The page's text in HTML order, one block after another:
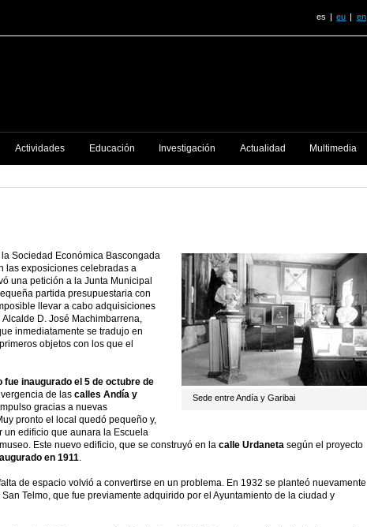
Sede entre Andía y Garibai
Sociedad Económica Bascongada
las exposiciones celebradas a
una petición a la Junta Municipal
partida presupuestaria con
llevar a cabo adquisiciones
D. José Machimbarrena,
inmediatamente se tradujo en
objetos con los que el
inaugurado el 5 de octubre de
de las calles Andía y
gracias a nuevas
pronto el local quedó pequeño y,
un edificio que aunara la Escuela
Este nuevo edificio, que se construyó en la calle Urdaneta según el proyecto
en 1911.
de espacio volvió a convertirse en un problema. En 1932 se planteó nuevamente
Telmo, que fue previamente adquirido por el Ayuntamiento de la ciudad y
es eu en
Actividades Educación Investigación Actualidad Multimedia